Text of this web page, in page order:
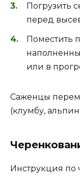
Погрузить
перед
Поместить
или в
Саженцы
(клумбу,
Инструкция по